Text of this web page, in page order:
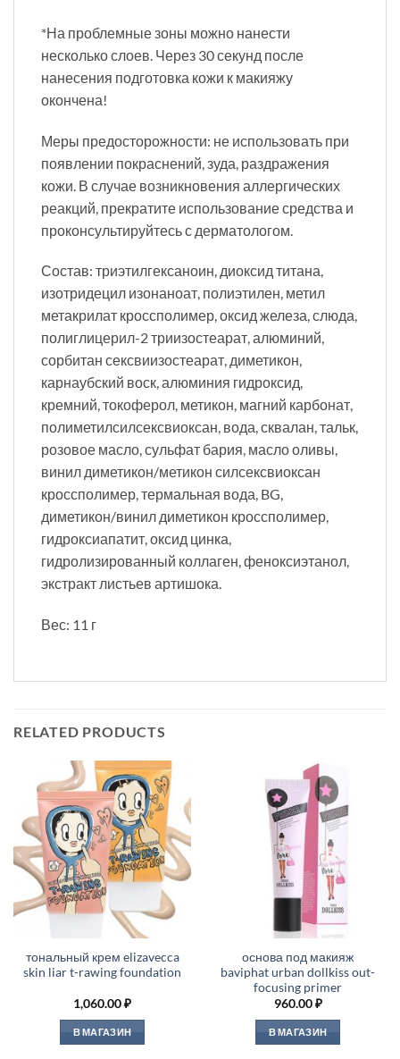
*На проблемные зоны можно нанести
несколько слоев. Через 30 секунд после
нанесения подготовка кожи к макияжу
окончена!
Меры предосторожности: не использовать при
появлении покраснений, зуда, раздражения
кожи. В случае возникновения аллергических
реакций, прекратите использование средства и
проконсультируйтесь с дерматологом.
Состав: триэтилгексаноин, диоксид титана,
изотридецил изонаноат, полиэтилен, метил
метакрилат кроссполимер, оксид железа, слюда,
полиглицерил-2 триизостеарат, алюминий,
сорбитан сексвиизостеарат, диметикон,
карнаубский воск, алюминия гидроксид,
кремний, токоферол, метикон, магний карбонат,
полиметилсилсексвиоксан, вода, сквалан, тальк,
розовое масло, сульфат бария, масло оливы,
винил диметикон/метикон силсексвиоксан
кроссполимер, термальная вода, BG,
диметикон/винил диметикон кроссполимер,
гидроксиапатит, оксид цинка,
гидролизированный коллаген, феноксиэтанол,
экстракт листьев артишока.
Вес: 11 г
RELATED PRODUCTS
тональный крем elizavecca
skin liar t-rawing foundation
1,060.00₽
В МАГАЗИН
основа под макияж
baviphat urban dollkiss out-
focusing primer
960.00₽
В МАГАЗИН